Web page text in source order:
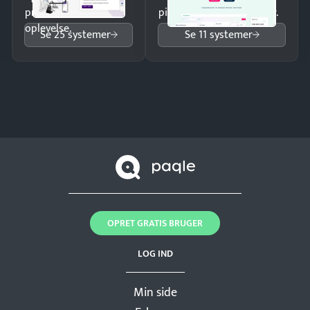
professionel
oplevelse.
Se 25 systemer
pipeline og opfølgninger.
Se 11 systemer
Min side
LOG IND
OPRET GRATIS BRUGER